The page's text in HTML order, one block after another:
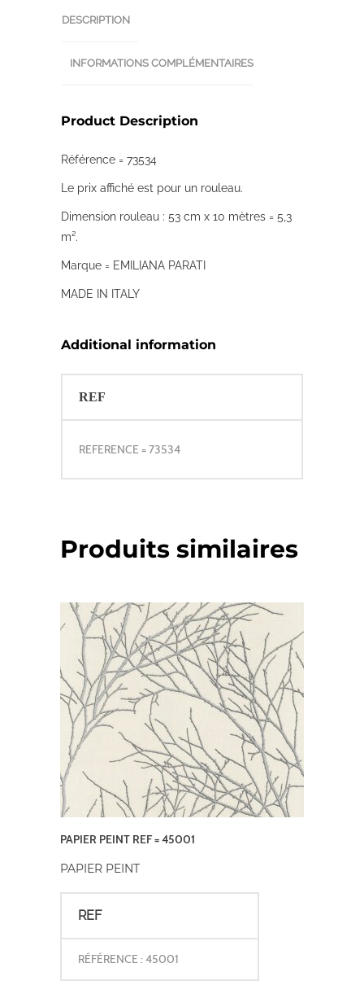
DESCRIPTION
INFORMATIONS COMPLÉMENTAIRES
Product Description
Référence = 73534
Le prix affiché est pour un rouleau.
Dimension rouleau : 53 cm x 10 mètres = 5,3
m².
Marque = EMILIANA PARATI
MADE IN ITALY
Additional information
REF
REFERENCE = 73534
Produits similaires
PAPIER PEINT REF = 45001
PAPIER PEINT
REF
RÉFÉRENCE : 45001